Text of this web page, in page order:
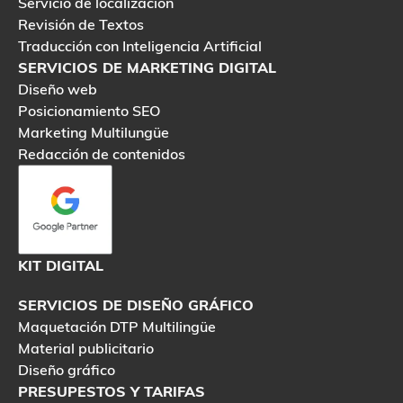
Revisión de Textos
Traducción con Inteligencia Artificial
SERVICIOS DE MARKETING DIGITAL
Diseño web
Posicionamiento SEO
Marketing Multilungüe
Redacción de contenidos
KIT DIGITAL
SERVICIOS DE DISEÑO GRÁFICO
Maquetación DTP Multilingüe
Material publicitario
Diseño gráfico
PRESUPESTOS Y TARIFAS